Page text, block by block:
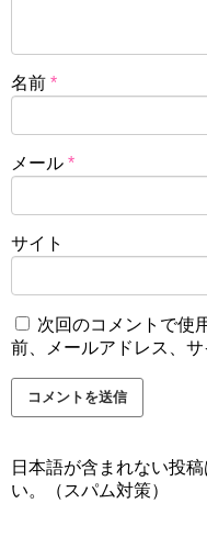
名前 *
メール *
サイト
次回のコメントで使
前、メールアドレス、サ
日本語が含まれない投
い。（スパム対策）